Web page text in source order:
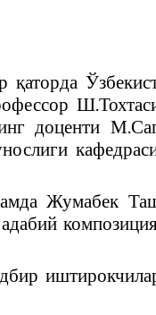
қаторда
доценти
Жумабек